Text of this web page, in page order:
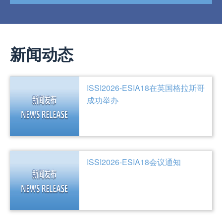
新闻动态
ISSI2026-ESIA18在英国格拉斯哥
成功举办
ISSI2026-ESIA18会议通知